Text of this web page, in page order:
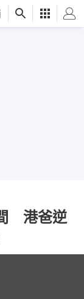
港爸逆